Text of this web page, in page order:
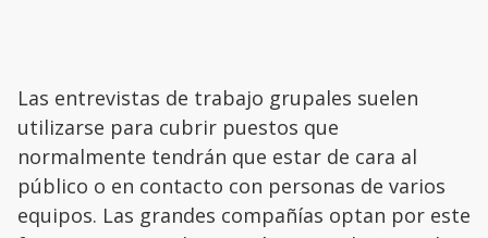
Las entrevistas de trabajo grupales suelen
utilizarse para cubrir puestos que
normalmente tendrán que estar de cara al
público o en contacto con personas de varios
equipos. Las grandes compañías optan por este